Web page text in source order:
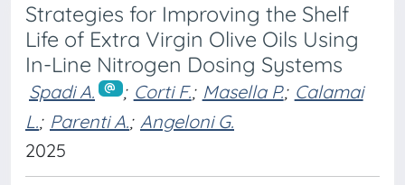
Strategies for Improving the Shelf
Life of Extra Virgin Olive Oils Using
In-Line Nitrogen Dosing Systems
Spadi A. ; Corti F.; Masella P.; Calamai
L.; Parenti A.; Angeloni G.
2025